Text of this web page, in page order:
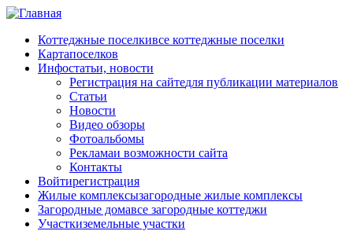
Перейти к основному содержанию
Коттеджные поселкивсе коттеджные поселки
Картапоселков
Инфостатьи, новости
Регистрация на сайтедля публикации материалов
Статьи
Новости
Видео обзоры
Фотоальбомы
Рекламаи возможности сайта
Контакты
Войтирегистрация
Жилые комплексызагородные жилые комплексы
Загородные домавсе загородные коттеджи
Участкиземельные участки